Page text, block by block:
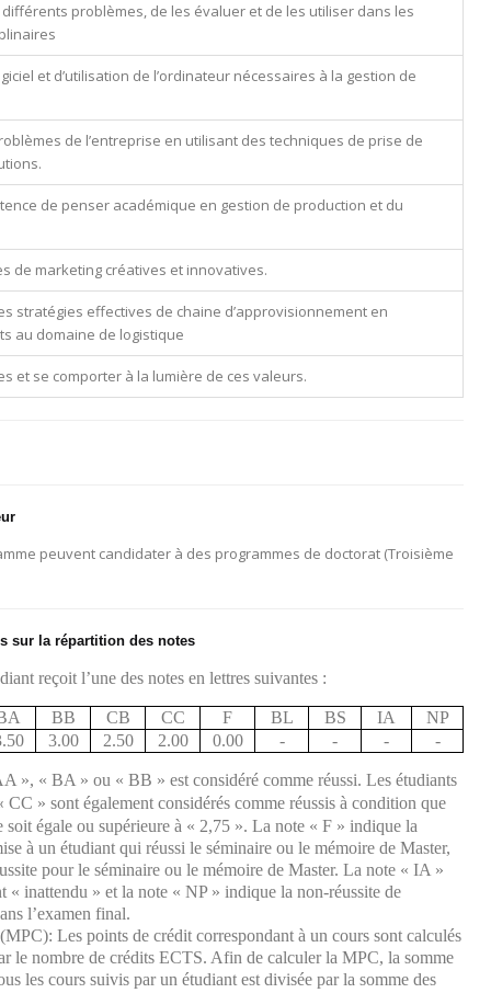
problèmes, de les évaluer et de les utiliser dans les
et d’utilisation de l’ordinateur nécessaires à la gestion de
de l’entreprise en utilisant des techniques de prise de
de penser académique en gestion de production et du
de marketing créatives et innovatives.
stratégies effectives de chaine d’approvisionnement en
au domaine de logistique
et se comporter à la lumière de ces valeurs.
peuvent candidater à des programmes de doctorat (Troisième
sur la répartition des notes
reçoit l’une des notesen lettres suivantes :
BB CB CC F BL BS IA
NP
3.00 2.50 2.00 0.00 - - - -
», « BA » ou « BB » est considéré comme réussi. Les étudiants
CC » sont également considérés comme réussis à condition que
soit égale ou supérieure à « 2,75 ». La note « F » indique la
à un étudiant qui réussi le séminaire ou le mémoire de Master,
pour le séminaire ou le mémoire de Master. La note « IA »
« inattendu » et la note « NP » indique la non-réussite de
l’examen final.
(MPC): Les points de crédit correspondant à un cours sont calculés
le nombre de crédits ECTS. Afin de calculer la MPC, la somme
les cours suivis par un étudiant est divisée par la somme des